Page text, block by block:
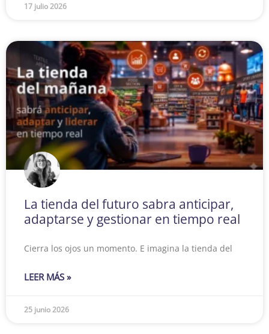
17 julio 2026
La tienda del futuro sabra anticipar,
adaptarse y gestionar en tiempo real
Cierra los ojos un momento. E imagina la tienda del
LEER MÁS »
25 junio 2026